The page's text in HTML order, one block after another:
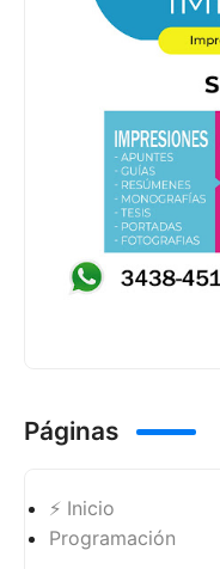
Páginas
⚡ Inicio
Programación